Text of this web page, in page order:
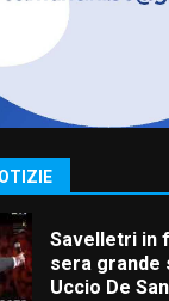
6 Agosto 2026
La Banda
ufficialmente
Savelletri in
sera grande
Uccio De